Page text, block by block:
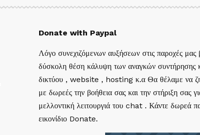
Donate with Paypal
Λόγο συνεχιζόμενων αυξήσεων στις παροχές μας
δύσκολη θέση κάλυψη των αναγκών συντήρησης
δικτύου , website , hosting κ.α Θα θέλαμε να
με δωρεές την βοήθεια σας και την στήριξη σας
μελλοντική λειτουργιά του chat . Κάντε δωρεά
εικονίδιο Donate.